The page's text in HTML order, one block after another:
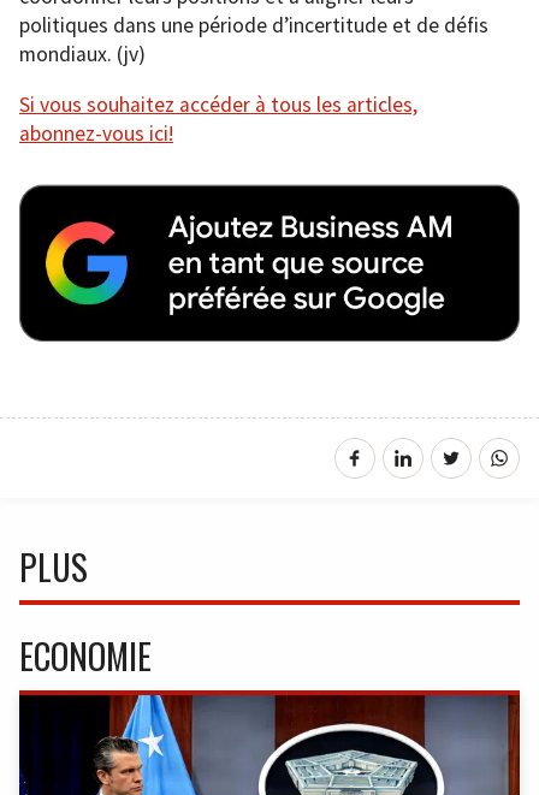
politiques dans une période d’incertitude et de défis
mondiaux. (jv)
Si vous souhaitez accéder à tous les articles,
abonnez-vous ici!
PLUS
ECONOMIE